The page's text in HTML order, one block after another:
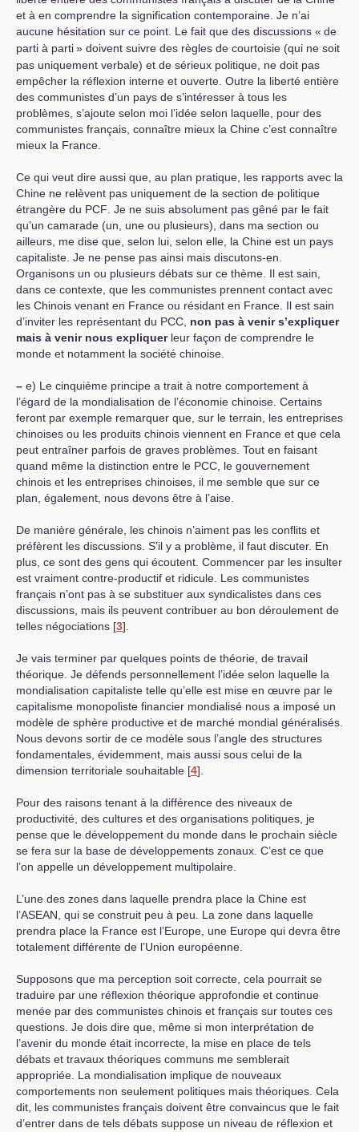
et à en comprendre la signification contemporaine. Je n’ai
aucune hésitation sur ce point. Le fait que des discussions « de
parti à parti» doivent suivre des règles de courtoisie (qui ne soit
pas uniquement verbale) et de sérieux politique, ne doit pas
empêcher la réflexion interne et ouverte. Outre la liberté entière
des communistes d’un pays de s’intéresser à tous les
problèmes, s’ajoute selon moi l’idée selon laquelle, pour des
communistes français, connaître mieux la Chine c’est connaître
mieux la France.
Ce qui veut dire aussi que, au plan pratique, les rapports avec la
Chine ne relèvent pas uniquement de la section de politique
étrangère du PCF . Je ne suis absolument pas gêné par le fait
qu’un camarade (un, une ou plusieurs), dans ma section ou
ailleurs, me dise que, selon lui, selon elle, la Chine est un pays
capitaliste. Je ne pense pas ainsi mais discutons-en.
Organisons un ou plusieurs débats sur ce thème. Il est sain,
dans ce contexte, que les communistes prennent contact avec
les Chinois venant en France ou résidant en France. Il est sain
d’inviter les représentant du PCC non pas à venir s’expliquer
mais à venir nous expliquerleur façon de comprendre le
monde et notamment la société chinoise.
– e) Le cinquième principe a trait à notre comportement à
l’égard de la mondialisation de l’économie chinoise. Certains
feront par exemple remarquer que, sur le terrain, les entreprises
chinoises ou les produits chinois viennent en France et que cela
peut entraîner parfois de graves problèmes. Tout en faisant
quand même la distinction entre le PCC , le gouvernement
chinois et les entreprises chinoises, il me semble que sur ce
plan, également, nous devons être à l’aise.
De manière générale, les chinois n’aiment pas les conflits et
préfèrent les discussions. S’il y a problème, il faut discuter. En
plus, ce sont des gens qui écoutent. Commencer par les insulter
est vraiment contre-productif et ridicule. Les communistes
français n’ont pas à se substituer aux syndicalistes dans ces
discussions, mais ils peuvent contribuer au bon déroulement de
telles négociations [3]
Je vais terminer par quelques points de théorie, de travail
théorique. Je défends personnellement l’idée selon laquelle la
mondialisation capitaliste telle qu’elle est mise en œuvre par le
capitalisme monopoliste financier mondialisé nous a imposé un
modèle de sphère productive et de marché mondial généralisés.
Nous devons sortir de ce modèle sous l’angle des structures
fondamentales, évidemment, mais aussi sous celui de la
dimension territoriale souhaitable [4]
Pour des raisons tenant à la différence des niveaux de
productivité, des cultures et des organisations politiques, je
pense que le développement du monde dans le prochain siècle
se fera sur la base de développements zonaux. C’est ce que
l’on appelle un développement multipolaire.
L’une des zones dans laquelle prendra place la Chine est
l’ASEAN , qui se construit peu à peu. La zone dans laquelle
prendra place la France est l’Europe, une Europe qui devra être
totalement différente de l’Union européenne.
Supposons que ma perception soit correcte, cela pourrait se
traduire par une réflexion théorique approfondie et continue
menée par des communistes chinois et français sur toutes ces
questions. Je dois dire que, même si mon interprétation de
l’avenir du monde était incorrecte, la mise en place de tels
débats et travaux théoriques communs me semblerait
appropriée. La mondialisation implique de nouveaux
comportements non seulement politiques mais théoriques. Cela
dit, les communistes français doivent être convaincus que le fait
d’entrer dans de tels débats suppose un niveau de réflexion et